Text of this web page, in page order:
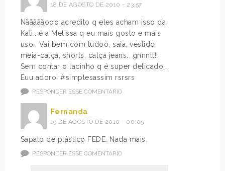
r
e
f
e
r
e
m
o
s
b
r
a
p
e
d
r
a
n
a
b
18 DE AGOSTO DE 2010 - 23:57
Nãããããooo acredito q eles acham isso da
Kali.. é a Melissa q eu mais gosto e mais
uso.. Vai bem com tudoo, saia, vestido,
meia-calça, shorts, calça jeans.. gnnntt!!
Sem contar o lacinho q é super delicado..
Euu adoro! #simplesassim rsrsrs
RESPONDER ESSE COMENTÁRIO
Fernanda
19 DE AGOSTO DE 2010 - 00:05
Sapato de plástico FEDE. Nada mais.
RESPONDER ESSE COMENTÁRIO